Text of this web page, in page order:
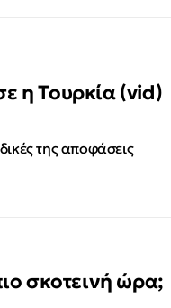
η Τουρκία (vid)
της αποφάσεις
σκοτεινή ώρα;